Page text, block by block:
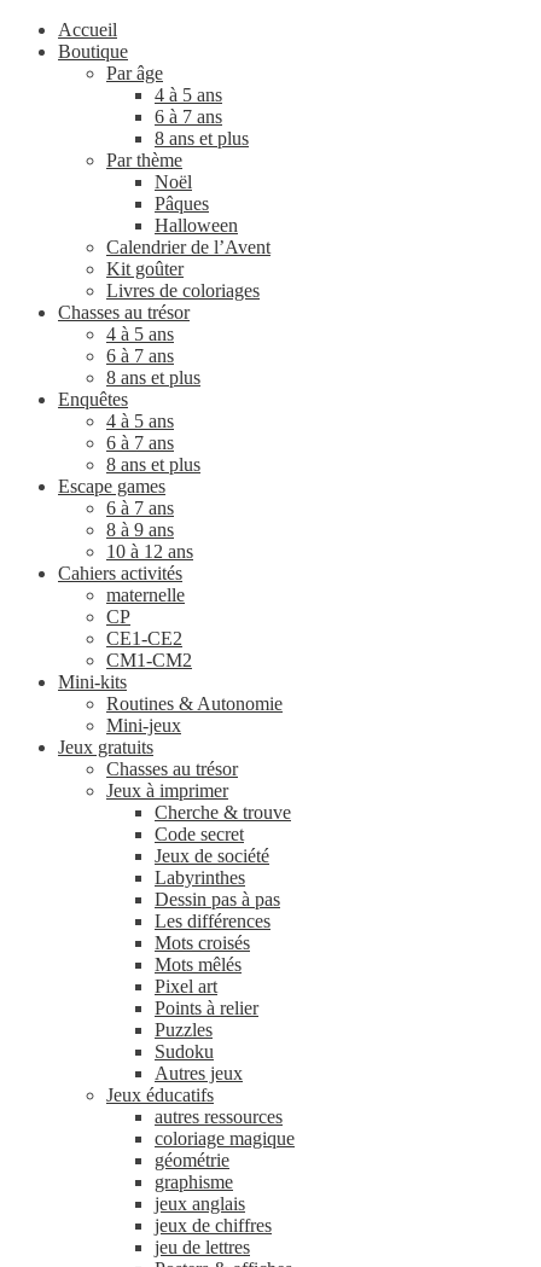
Accueil
Boutique
Par âge
4 à 5 ans
6 à 7 ans
8 ans et plus
Par thème
Noël
Pâques
Halloween
Calendrier de l’Avent
Kit goûter
Livres de coloriages
Chasses au trésor
4 à 5 ans
6 à 7 ans
8 ans et plus
Enquêtes
4 à 5 ans
6 à 7 ans
8 ans et plus
Escape games
6 à 7 ans
8 à 9 ans
10 à 12 ans
Cahiers activités
maternelle
CP
CE1-CE2
CM1-CM2
Mini-kits
Routines & Autonomie
Mini-jeux
Jeux gratuits
Chasses au trésor
Jeux à imprimer
Cherche & trouve
Code secret
Jeux de société
Labyrinthes
Dessin pas à pas
Les différences
Mots croisés
Mots mêlés
Pixel art
Points à relier
Puzzles
Sudoku
Autres jeux
Jeux éducatifs
autres ressources
coloriage magique
géométrie
graphisme
jeux anglais
jeux de chiffres
jeu de lettres